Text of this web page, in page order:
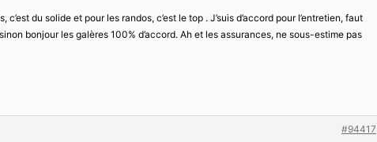
c’est du solide et pour les randos, c’est le top . J’suis d’accord pour l’entretien, faut
bonjour les galères 100% d’accord. Ah et les assurances, ne sous-estime pas
#94417